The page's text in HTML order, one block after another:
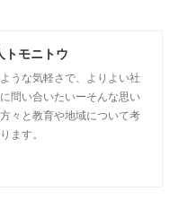
トモニトウ
うな気軽さで、よりよい社
問い合いたいーそんな思い
々と教育や地域について考
ます。